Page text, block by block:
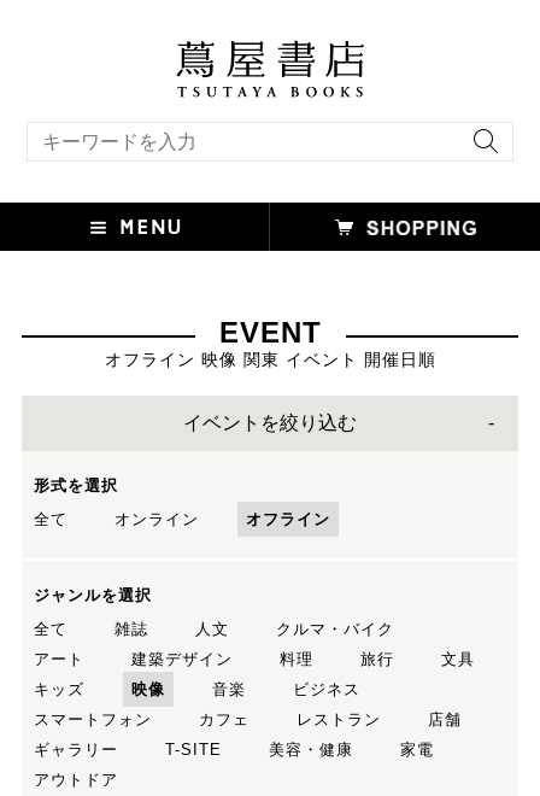
EVENT
オフライン 映像 関東 イベント 開催日順
イベントを絞り込む
形式を選択
全て
オンライン オフライン
ジャンルを選択
全て
雑誌 人文
クルマ・バイク
アート
建築デザイン 料理 旅行
文具
キッズ
映像 音楽
ビジネス
スマートフォン
カフェ レストラン
店舗
ギャラリー
T-SITE 美容・健康
家電
アウトドア